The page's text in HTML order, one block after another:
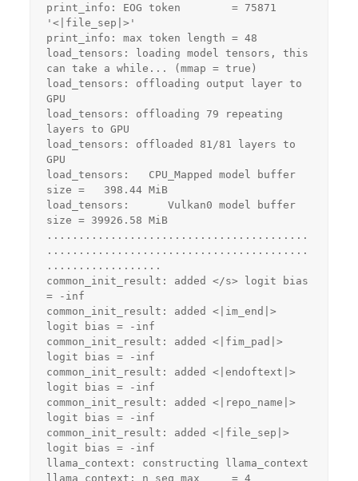
print_info: EOG token        = 75871
'<|file_sep|>'
print_info: max token length = 48
load_tensors: loading model tensors, this
can take a while... (mmap = true)
load_tensors: offloading output layer to
GPU
load_tensors: offloading 79 repeating
layers to GPU
load_tensors: offloaded 81/81 layers to
GPU
load_tensors:   CPU_Mapped model buffer
size =   398.44 MiB
load_tensors:      Vulkan0 model buffer
size = 39926.58 MiB
.........................................
.........................................
..................
common_init_result: added </s> logit bias
= -inf
common_init_result: added <|im_end|>
logit bias = -inf
common_init_result: added <|fim_pad|>
logit bias = -inf
common_init_result: added <|endoftext|>
logit bias = -inf
common_init_result: added <|repo_name|>
logit bias = -inf
common_init_result: added <|file_sep|>
logit bias = -inf
llama_context: constructing llama_context
llama_context: n_seq_max     = 4